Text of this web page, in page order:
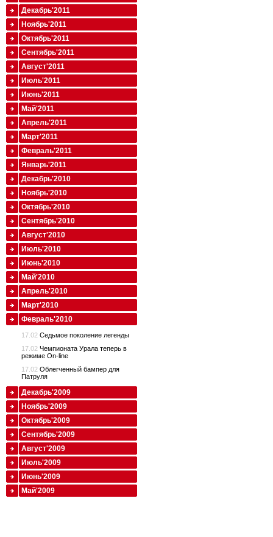
Декабрь'2011
Ноябрь'2011
Октябрь'2011
Сентябрь'2011
Август'2011
Июль'2011
Июнь'2011
Май'2011
Апрель'2011
Март'2011
Февраль'2011
Январь'2011
Декабрь'2010
Ноябрь'2010
Октябрь'2010
Сентябрь'2010
Август'2010
Июль'2010
Июнь'2010
Май'2010
Апрель'2010
Март'2010
Февраль'2010
17.02 Седьмое поколение легенды
17.02 Чемпионата Урала теперь в
режиме On-line
17.02 Облегченный бампер для
Патруля
Декабрь'2009
Ноябрь'2009
Октябрь'2009
Сентябрь'2009
Август'2009
Июль'2009
Июнь'2009
Май'2009